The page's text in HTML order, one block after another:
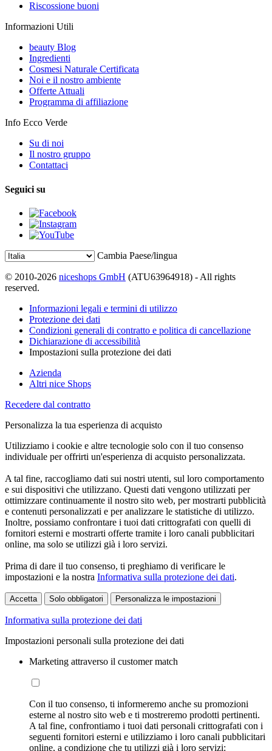
Riscossione buoni
Informazioni Utili
beauty Blog
Ingredienti
Cosmesi Naturale Certificata
Noi e il nostro ambiente
Offerte Attuali
Programma di affiliazione
Info Ecco Verde
Su di noi
Il nostro gruppo
Contattaci
Seguici su
Cambia Paese/lingua
© 2010-2026 niceshops GmbH (ATU63964918) - All rights
reserved.
Informazioni legali e termini di utilizzo
Protezione dei dati
Condizioni generali di contratto e politica di cancellazione
Dichiarazione di accessibilità
Impostazioni sulla protezione dei dati
Azienda
Altri nice Shops
Recedere dal contratto
Personalizza la tua esperienza di acquisto
Utilizziamo i cookie e altre tecnologie solo con il tuo consenso
individuale per offrirti un'esperienza di acquisto personalizzata.
A tal fine, raccogliamo dati sui nostri utenti, sul loro comportamento
e sui dispositivi che utilizzano. Questi dati vengono utilizzati per
ottimizzare continuamente il nostro sito web, per mostrarti pubblicità
e contenuti personalizzati e per analizzare le statistiche di utilizzo.
Inoltre, possiamo confrontare i tuoi dati crittografati con quelli di
fornitori esterni e mostrarti offerte tramite i loro canali pubblicitari
online, ma solo se utilizzi già i loro servizi.
Prima di dare il tuo consenso, ti preghiamo di verificare le
impostazioni e la nostra Informativa sulla protezione dei dati.
Accetta Solo obbligatori Personalizza le impostazioni
Informativa sulla protezione dei dati
Impostazioni personali sulla protezione dei dati
Marketing attraverso il customer match
Con il tuo consenso, ti informeremo anche su promozioni
esterne al nostro sito web e ti mostreremo prodotti pertinenti.
A tal fine, confrontiamo i tuoi dati personali crittografati con i
seguenti fornitori esterni e utilizziamo i loro canali pubblicitari
online, a condizione che tu utilizzi già i loro servizi: